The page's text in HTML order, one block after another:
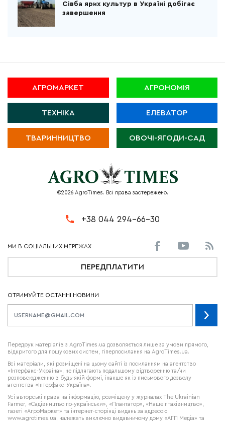
Сівба ярих культур в Україні добігає
завершення
АГРОМАРКЕТ АГРОНОМІЯ
ТЕХНІКА ЕЛЕВАТОР
ТВАРИННИЦТВО ОВОЧІ-ЯГОДИ-САД
©2026 AgroTimes. Всі права застережено.
+38 044 294-66-30
ПЕРЕДПЛАТИТИ
ОТРИМУЙТЕ ОСТАННІ НОВИНИ
Передрук матеріалів з AgroTimes.ua дозволяється лише за умови прямого,
відкритого для пошукових систем, гіперпосилання на AgroTimes.ua.
Всі матеріали, які розміщені на цьому сайті із посиланням на агентство
«Інтерфакс-Україна», не підлягають подальшому відтворенню та/чи
розповсюдженню в будь-якій формі, інакше як із письмового дозволу
агентства «Інтерфакс-Україна».
Усі авторські права на інформацію, розміщену у журналах The Ukrainian
Farmer , «Садівництво по-українськи», «Плантатор», «Наше птахівництво»,
газеті «АгроМаркет» та інтернет-сторінці видань за адресою
www.agrotimes.ua,
належать виключно видавничому дому «АГП Медіа» та